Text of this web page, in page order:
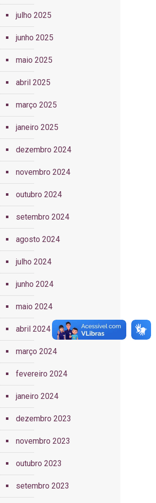
julho 2025
junho 2025
maio 2025
abril 2025
março 2025
janeiro 2025
dezembro 2024
novembro 2024
outubro 2024
setembro 2024
agosto 2024
julho 2024
junho 2024
maio 2024
abril 2024
março 2024
fevereiro 2024
janeiro 2024
dezembro 2023
novembro 2023
outubro 2023
setembro 2023